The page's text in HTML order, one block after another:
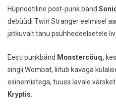
Hüpnootiline post-punk bänd
debüüdi Twin Strangereelmisel
jätkuvalt tänu psühhedeelsetele
Eesti punkbänd Monstercöuq,
singli Wombat, liitub kavaga
esinemistega, tuues lavale
Kryptis